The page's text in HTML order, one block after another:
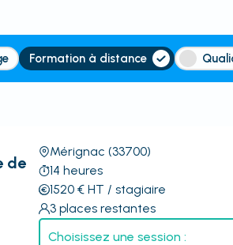
Formation à distance
de
Mérignac (33700)
14 heures
1520€ HT / stagiaire
3 places restantes
Choisissez une session :